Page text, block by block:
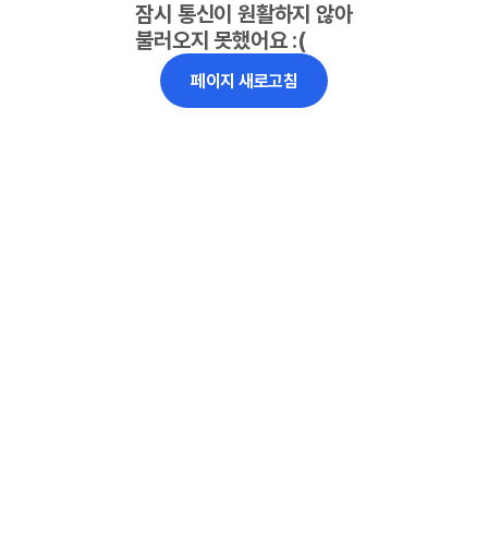
잠시 통신이 원활하지 않아
불러오지 못했어요 :(
페이지 새로고침